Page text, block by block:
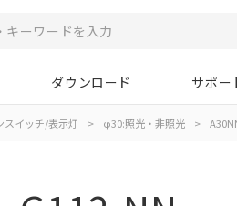
ダウンロード サポー
スイッチ/表示灯 > φ30:照光・非照光 >